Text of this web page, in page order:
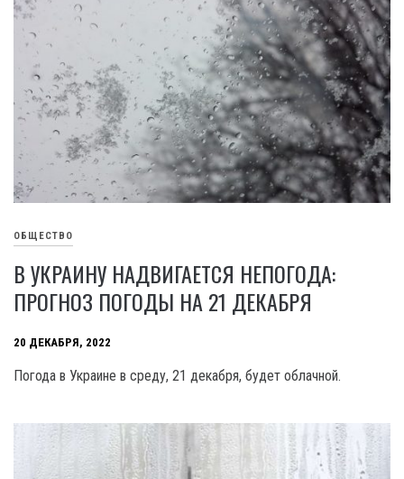
ОБЩЕСТВО
В УКРАИНУ НАДВИГАЕТСЯ НЕПОГОДА:
ПРОГНОЗ ПОГОДЫ НА 21 ДЕКАБРЯ
20 ДЕКАБРЯ, 2022
Погода в Украине в среду, 21 декабря, будет облачной.